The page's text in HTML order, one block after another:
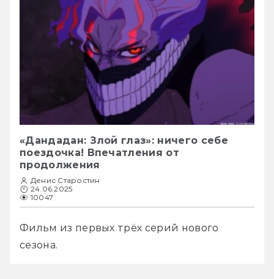
«Дандадан: Злой глаз»: ничего себе
поездочка! Впечатления от
продолжения
Денис Старостин
24.06.2025
10047
Фильм из первых трёх серий нового
сезона.